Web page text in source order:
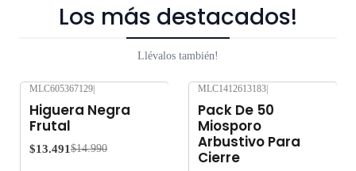
Los más destacados!
Llévalos también!
MLC605367129|
Higuera Negra
Frutal
$13.491 $14.990
MLC1412613183|
Pack De 50
Miosporo
Arbustivo Para
Cierre